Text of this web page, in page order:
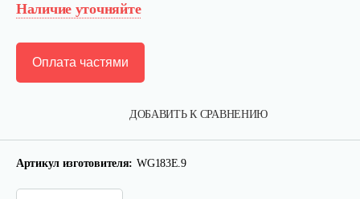
Наличие уточняйте
ДОБАВИТЬ К СРАВНЕНИЮ
Оплата частями
Артикул изготовителя: WG183E.9